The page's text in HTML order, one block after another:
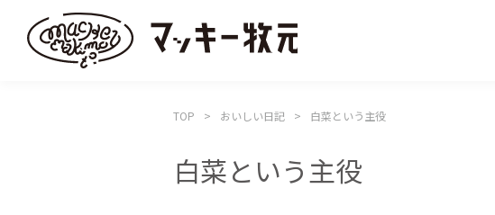
TOP おいしい日記 白菜という主役
白菜という主役